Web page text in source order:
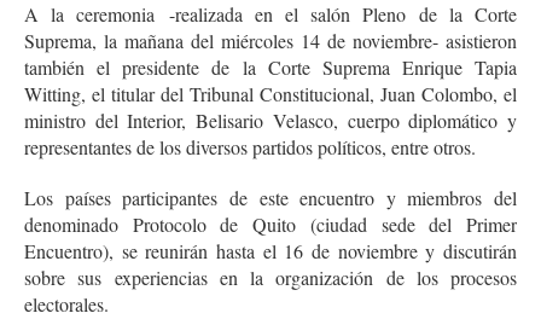
A la ceremonia -realizada en el salón Pleno de la Corte
Suprema, la mañana del miércoles 14 de noviembre- asistieron
también el presidente de la Corte Suprema Enrique Tapia
Witting, el titular del Tribunal Constitucional, Juan Colombo, el
ministro del Interior, Belisario Velasco, cuerpo diplomático y
representantes de los diversos partidos políticos, entre otros.
Los países participantes de este encuentro y miembros del
denominado Protocolo de Quito (ciudad sede del Primer
Encuentro), se reunirán hasta el 16 de noviembre y discutirán
sobre sus experiencias en la organización de los procesos
electorales.